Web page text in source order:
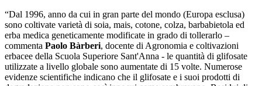
“Dal 1996, anno da cui in gran parte del mondo (Europa esclusa)
sono coltivate varietà di soia, mais, cotone, colza, barbabietola ed
erba medica geneticamente modificate in grado di tollerarlo –
commenta Paolo Bàrberi, docente di Agronomia e coltivazioni
erbacee della Scuola Superiore Sant'Anna - le quantità di glifosate
utilizzate a livello globale sono aumentate di 15 volte. Numerose
evidenze scientifiche indicano che il glifosate e i suoi prodotti di